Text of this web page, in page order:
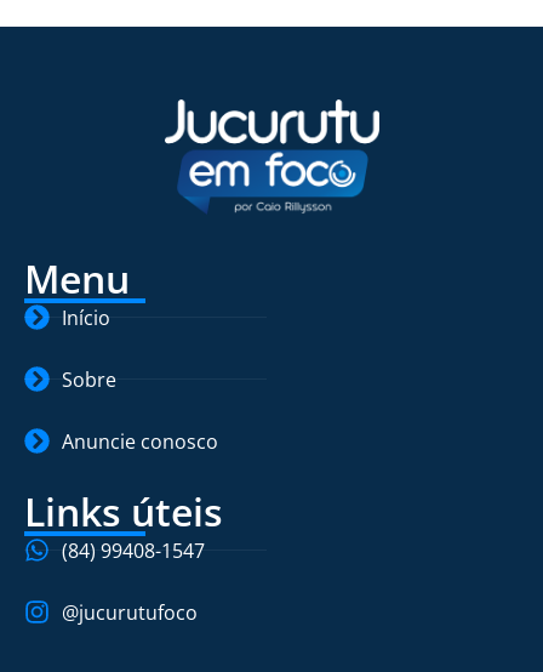
Menu
Início
Sobre
Anuncie conosco
Links úteis
(84) 99408-1547
@jucurutufoco